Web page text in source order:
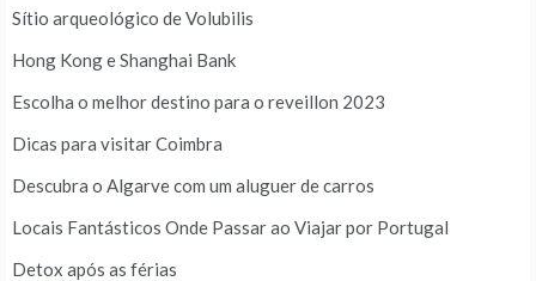
Sítio arqueológico de Volubilis
Hong Kong e Shanghai Bank
Escolha o melhor destino para o reveillon 2023
Dicas para visitar Coimbra
Descubra o Algarve com um aluguer de carros
Locais Fantásticos Onde Passar ao Viajar por Portugal
Detox após as férias